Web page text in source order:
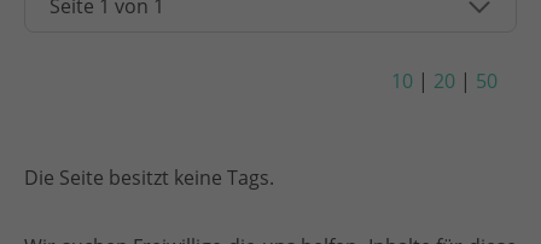
10 | 20 | 50
Die Seite besitzt keine Tags.